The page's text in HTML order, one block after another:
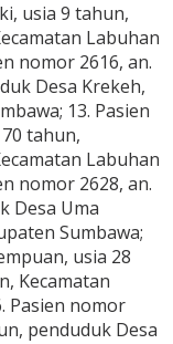
usia 9 tahun,
Labuhan
nomor 2616, an.
Desa Krekeh,
13. Pasien
tahun,
Labuhan
nomor 2628, an.
Desa Uma
Sumbawa;
usia 28
Kecamatan
Pasien nomor
penduduk Desa